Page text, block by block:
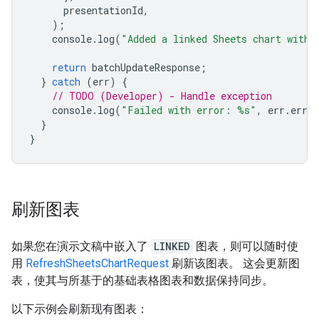
presentationId,
);
console. log( "Added a linked Sheets chart with
return batchUpdateResponse ;
} catch (err)
{
// TODO (Developer) - Handle exception
console. log( "Failed with error: %s" , err . error
}
}
刷新图表
如果您在演示文稿中嵌入了 LINKED 图表，则可以随时使
用 RefreshSheetsChartRequest 刷新该图表。 这会更新图
表，使其与所基于的基础表格图表和数据保持同步。
以下示例会刷新现有图表：